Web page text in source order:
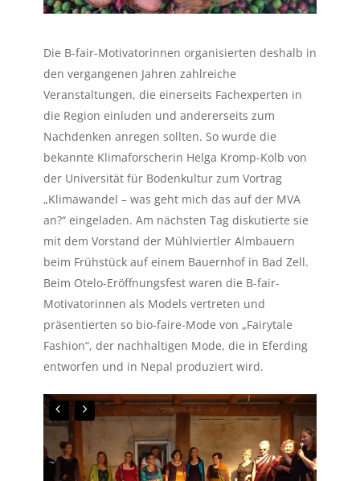
Die B-fair-Motivatorinnen organisierten deshalb in
den vergangenen Jahren zahlreiche
Veranstaltungen, die einerseits Fachexperten in
die Region einluden und andererseits zum
Nachdenken anregen sollten. So wurde die
bekannte Klimaforscherin Helga Kromp-Kolb von
der Universität für Bodenkultur zum Vortrag
„Klimawandel – was geht mich das auf der MVA
an?“ eingeladen. Am nächsten Tag diskutierte sie
mit dem Vorstand der Mühlviertler Almbauern
beim Frühstück auf einem Bauernhof in Bad Zell.
Beim Otelo-Eröffnungsfest waren die B-fair-
Motivatorinnen als Models vertreten und
präsentierten so bio-faire-Mode von „Fairytale
Fashion“, der nachhaltigen Mode, die in Eferding
entworfen und in Nepal produziert wird.